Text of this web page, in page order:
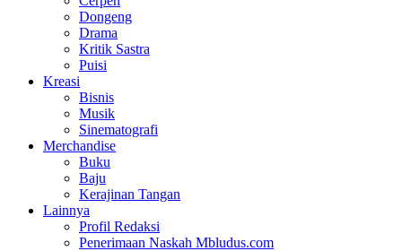
Dongeng
Drama
Kritik Sastra
Puisi
Kreasi
Bisnis
Musik
Sinematografi
Merchandise
Buku
Baju
Kerajinan Tangan
Lainnya
Profil Redaksi
Penerimaan Naskah Mbludus.com